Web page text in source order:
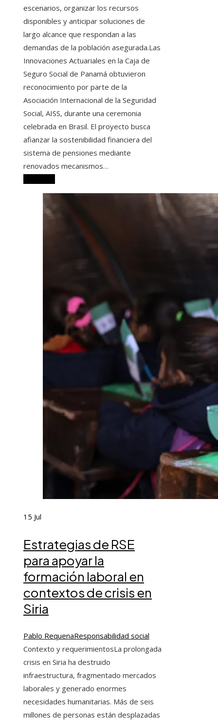
escenarios, organizar los recursos
disponibles y anticipar soluciones de
largo alcance que respondan a las
demandas de la población asegurada.Las
Innovaciones Actuariales en la Caja de
Seguro Social de Panamá obtuvieron
reconocimiento por parte de la
Asociación Internacional de la Seguridad
Social, AISS, durante una ceremonia
celebrada en Brasil. El proyecto busca
afianzar la sostenibilidad financiera del
sistema de pensiones mediante
renovados mecanismos…
15 Jul
Estrategias de RSE
para apoyar la
formación laboral en
contextos de crisis en
Siria
Pablo RequenaResponsabilidad social
Contexto y requerimientosLa prolongada
crisis en Siria ha destruido
infraestructura, fragmentado mercados
laborales y generado enormes
necesidades humanitarias. Más de seis
millones de personas están desplazadas